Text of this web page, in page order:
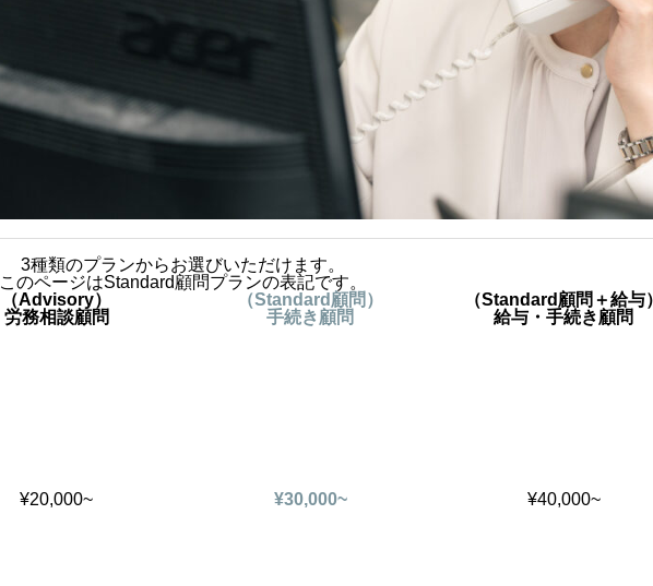
とヒューマンフォースの支援について
3種類のプランからお選びいただけます。
このページはStandard顧問プランの表記です。
（Advisory）
労務相談顧問
（Standard 顧問）
手続き顧問
（Standard 顧問＋給与
給与・手続き顧問
¥20,000~ ¥30,000~ ¥40,000~